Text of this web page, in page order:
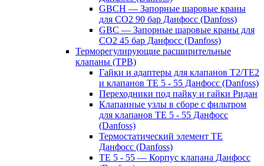
GBCH — Запорные шаровые краны
для CO2 90 бар Данфосс (Danfoss)
GBC — Запорные шаровые краны для
CO2 45 бар Данфосс (Danfoss)
Терморегулирующие расширительные
клапаны (ТРВ)
Гайки и адаптеры для клапанов T2/TE2
и клапанов TE 5 - 55 Данфосс (Danfoss)
Переходники под пайку и гайки Ридан
Клапанные узлы в сборе с фильтром
для клапанов TE 5 - 55 Данфосс
(Danfoss)
Термостатический элемент TE
Данфосс (Danfoss)
TE 5 - 55 — Корпус клапана Данфосс